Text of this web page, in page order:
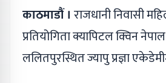
काठमाडौं । राजधानी निवासी
प्रतियोगिता क्यापिटल क्विन
ललितपुरस्थित ज्यापु प्रज्ञा